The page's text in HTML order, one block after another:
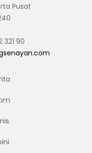
Pusat
321 90